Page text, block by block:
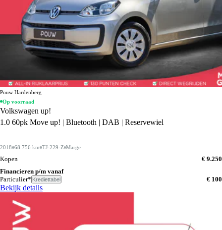
Pouw Hardenberg
Op voorraad
Volkswagen up!
1.0 60pk Move up! | Bluetooth | DAB | Reservewiel
2018 68.756 km TJ-229-Z Marge
Kopen
€ 9.250
Financieren p/m vanaf
Particulier* Krediettabel € 100
Bekijk details